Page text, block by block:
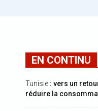
EN CONTINU
Tunisie : vers un
réduire la